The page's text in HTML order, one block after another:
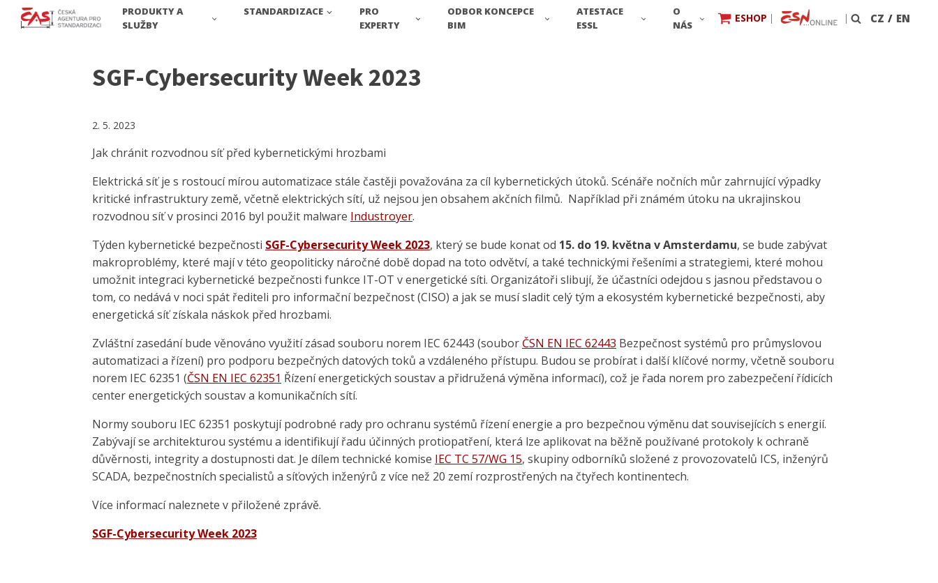
PRODUKTY A
SLUŽBY
STANDARDIZACE
PRO
EXPERTY
ODBOR KONCEPCE
BIM
ATESTACE
ESSL
O
NÁS
ESHOP | | Vyhledávání
CZ / EN
SGF-Cybersecurity Week 2023
2. 5. 2023
Jak chránit rozvodnou síť před kybernetickými hrozbami
Elektrická síť je s rostoucí mírou automatizace stále častěji považována za cíl kybernetických útoků. Scénáře nočních můr zahrnující výpadky
kritické infrastruktury země, včetně elektrických sítí, už nejsou jen obsahem akčních filmů. Například při známém útoku na ukrajinskou
rozvodnou síť v prosinci 2016 byl použit malware Industroyer.
Týden kybernetické bezpečnosti SGF-Cybersecurity Week 2023, který se bude konat od 15. do 19. května v Amsterdamu, se bude zabývat
makroproblémy, které mají v této geopoliticky náročné době dopad na toto odvětví, a také technickými řešeními a strategiemi, které mohou
umožnit integraci kybernetické bezpečnosti funkce IT-OT v energetické síti. Organizátoři slibují, že účastníci odejdou s jasnou představou o
tom, co nedává v noci spát řediteli pro informační bezpečnost (CISO) a jak se musí sladit celý tým a ekosystém kybernetické bezpečnosti, aby
energetická síť získala náskok před hrozbami.
Zvláštní zasedání bude věnováno využití zásad souboru norem IEC 62443 (soubor ČSN EN IEC 62443 Bezpečnost systémů pro průmyslovou
automatizaci a řízení) pro podporu bezpečných datových toků a vzdáleného přístupu. Budou se probírat i další klíčové normy, včetně souboru
norem IEC 62351 (ČSN EN IEC 62351 Řízení energetických soustav a přidružená výměna informací), což je řada norem pro zabezpečení řídicích
center energetických soustav a komunikačních sítí.
Normy souboru IEC 62351 poskytují podrobné rady pro ochranu systémů řízení energie a pro bezpečnou výměnu dat souvisejících s energií.
Zabývají se architekturou systému a identifikují řadu účinných protiopatření, která lze aplikovat na běžně používané protokoly k ochraně
důvěrnosti, integrity a dostupnosti dat. Je dílem technické komise IEC TC 57/WG 15, skupiny odborníků složené z provozovatelů ICS, inženýrů
SCADA, bezpečnostních specialistů a síťových inženýrů z více než 20 zemí rozprostřených na čtyřech kontinentech.
Více informací naleznete v přiložené zprávě.
SGF-Cybersecurity Week 2023